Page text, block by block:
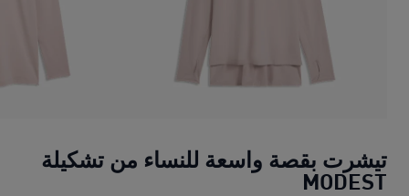
تيشرت بقصة واسعة للنساء من تشكيلة
MODEST